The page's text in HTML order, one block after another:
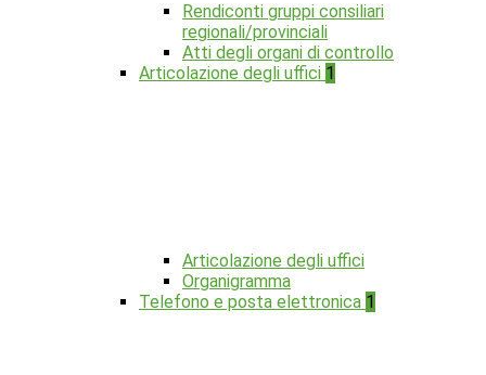
Rendiconti gruppi consiliari
regionali/provinciali
Atti degli organi di controllo
Articolazione degli uffici 1
Articolazione degli uffici
Organigramma
Telefono e posta elettronica 1